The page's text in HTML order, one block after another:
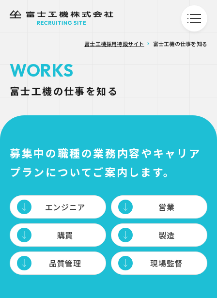
富士工機採用特設サイト 富士工機の仕事を知る
WORKS
富士工機の仕事を知る
募集中の職種の業務内容やキャリア
プランについてご案内します。
エンジニア 営業
購買 製造
品質管理 現場監督